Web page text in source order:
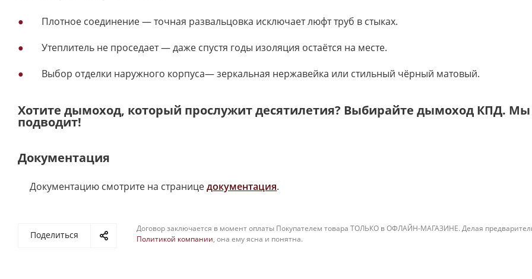
Плотное соединение — точная развальцовка исключает люфт труб в стыках.
Утеплитель не проседает — даже спустя годы изоляция остаётся на месте.
Выбор отделки наружного корпуса— зеркальная нержавейка или стильный чёрный матовый.
Хотите дымоход, который прослужит десятилетия? Выбирайте дымоход КПД.
подводит!
Документация
Документацию смотрите на страницедокументация.
Поделиться
Договор заключается в момент оплаты Покупателем товара ТОЛЬКО в ОФЛАЙН-МАГАЗИНЕ. Делая
Политикой компании, она ему ясна и понятна.